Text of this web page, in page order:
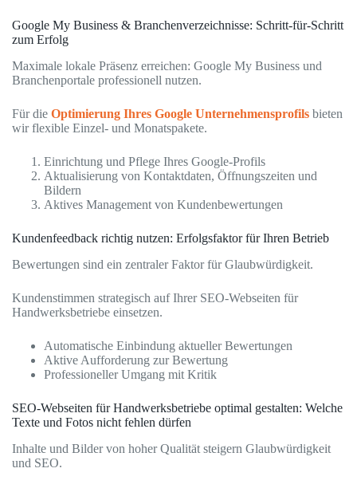
Google My Business & Branchenverzeichnisse: Schritt-für-Schritt
zum Erfolg
Maximale lokale Präsenz erreichen: Google My Business und
Branchenportale professionell nutzen.
Für die Optimierung Ihres Google Unternehmensprofils bieten
wir flexible Einzel- und Monatspakete.
Einrichtung und Pflege Ihres Google-Profils
Aktualisierung von Kontaktdaten, Öffnungszeiten und
Bildern
Aktives Management von Kundenbewertungen
Kundenfeedback richtig nutzen: Erfolgsfaktor für Ihren Betrieb
Bewertungen sind ein zentraler Faktor für Glaubwürdigkeit.
Kundenstimmen strategisch auf Ihrer SEO-Webseiten für
Handwerksbetriebe einsetzen.
Automatische Einbindung aktueller Bewertungen
Aktive Aufforderung zur Bewertung
Professioneller Umgang mit Kritik
SEO-Webseiten für Handwerksbetriebe optimal gestalten: Welche
Texte und Fotos nicht fehlen dürfen
Inhalte und Bilder von hoher Qualität steigern Glaubwürdigkeit
und SEO.